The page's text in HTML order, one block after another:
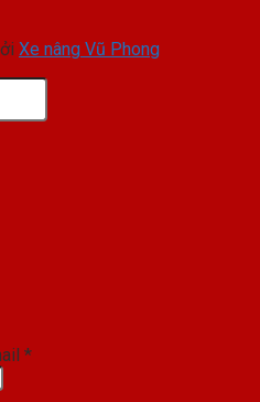
Xe nâng Vũ Phong
*